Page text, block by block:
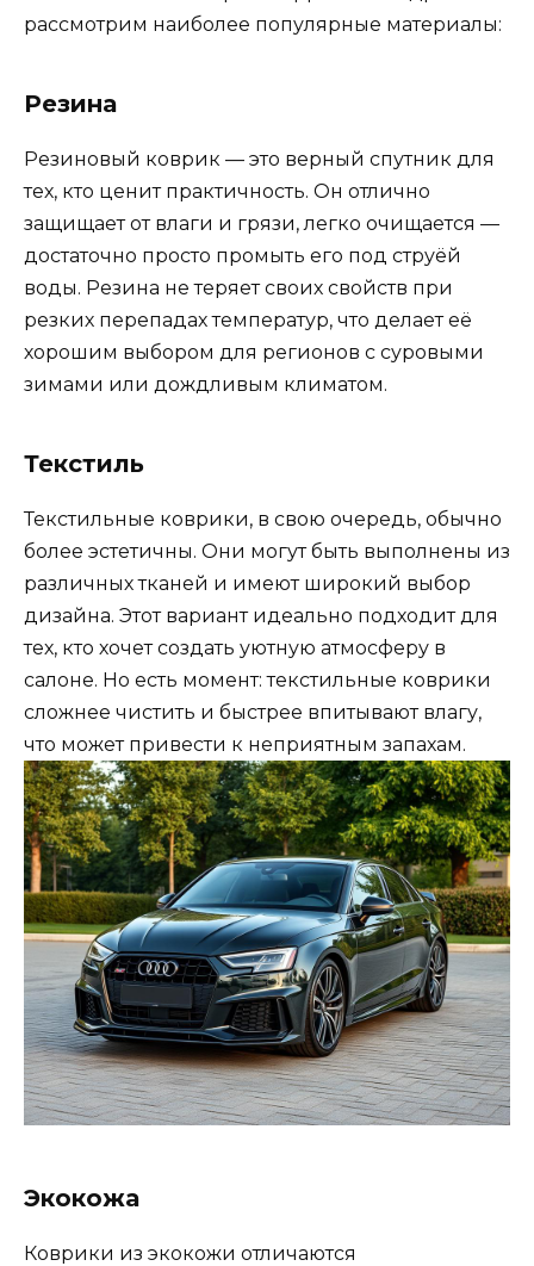
рассмотрим наиболее популярные материалы:
Резина
Резиновый коврик — это верный спутник для
тех, кто ценит практичность. Он отлично
защищает от влаги и грязи, легко очищается —
достаточно просто промыть его под струёй
воды. Резина не теряет своих свойств при
резких перепадах температур, что делает её
хорошим выбором для регионов с суровыми
зимами или дождливым климатом.
Текстиль
Текстильные коврики, в свою очередь, обычно
более эстетичны. Они могут быть выполнены из
различных тканей и имеют широкий выбор
дизайна. Этот вариант идеально подходит для
тех, кто хочет создать уютную атмосферу в
салоне. Но есть момент: текстильные коврики
сложнее чистить и быстрее впитывают влагу,
что может привести к неприятным запахам.
Экокожа
Коврики из экокожи отличаются